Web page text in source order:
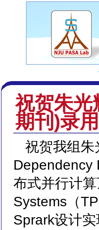
祝贺朱光
期刊)录
祝贺我组
Dependency
布式并行计
Systems（
Sprark设计